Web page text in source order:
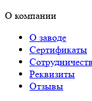
О компании
О заводе
Сертификаты
Реквизиты
Отзывы